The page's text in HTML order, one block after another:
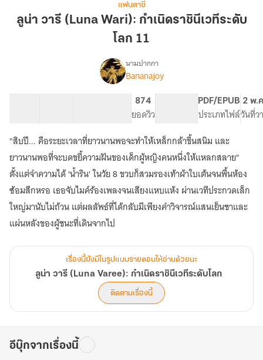
วารี
11
แฟนตาซี
ลูน่า วารี (Luna Wari): กำเนิดราชินีเวทีระดับ
โลก 11
เรื่อง
น่า
วารี
(Luna
Varee):
กำเนิด
ราชินี
เวที
ระดับ
โลก
นามปากกา
Bananajoy
874
ยอดวิว
PDF/EPUB
ประเภทไฟล์
2 พ.
วันที่ว
"สิบปี... คือระยะเวลาที่ยาวนานพอจะทำให้เหล็กกล้าขึ้นสนิม และ
ยาวนานพอที่จะบดขยี้ความฝันของเด็กผู้หญิงคนหนึ่งให้แหลกสลาย"
ตั้งแต่จำความได้ 'น้ำริน' ในวัย 8 ขวบก็สวมรองเท้าผ้าใบเต้นจนพื้นห้อง
ซ้อมสึกหรอ เธอจับไมค์ร้องเพลงจนเสียงแหบแห้ง ผ่านเวทีประกวดเล็ก
ใหญ่มานับไม่ถ้วน แต่ผลลัพธ์ที่ได้กลับมีเพียงคำวิจารณ์แสนเย็นชาและ
เรื่องนี้ยังมีในรูปแบบรายตอนให้อ่านด้วยนะ
ลูน่า วารี (Luna Varee): กำเนิดราชินีเวทีระดับโลก
ติดตามเรื่องนี้
อีบุ๊กจากเรื่องนี้